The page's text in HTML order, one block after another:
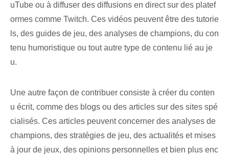
uTube ou à diffuser des diffusions en direct sur des platef
ormes comme Twitch. Ces vidéos peuvent être des tutorie
ls, des guides de jeu, des analyses de champions, du con
tenu humoristique ou tout autre type de contenu lié au je
u.
Une autre façon de contribuer consiste à créer du conten
u écrit, comme des blogs ou des articles sur des sites spé
cialisés. Ces articles peuvent concerner des analyses de
champions, des stratégies de jeu, des actualités et mises
à jour de jeux, des opinions personnelles et bien plus enc